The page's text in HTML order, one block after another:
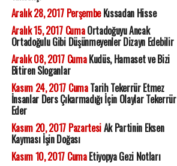
Aralık 28, 2017 PerşembeKıssadan Hisse
Aralık 15, 2017 CumaOrtadoğuyu Ancak
Ortadoğulu Gibi Düşünmeyenler Dizayn Edebilir
Aralık 08, 2017 CumaKudüs, Hamaset ve Bizi
Bitiren Sloganlar
Kasım 24, 2017 CumaTarih Tekerrür Etmez
İnsanlar Ders Çıkarmadığı İçin Olaylar Tekerrür
Eder
Kasım 20, 2017 PazartesiAk Partinin Eksen
Kayması İşin Doğası
Kasım 10, 2017 CumaEtiyopya Gezi Notları